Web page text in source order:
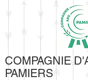
COMPAGNIE
PAMIERS